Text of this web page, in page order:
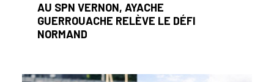
AU SPN VERNON, AYACHE
GUERROUACHE RELÈVE LE DÉFI
NORMAND